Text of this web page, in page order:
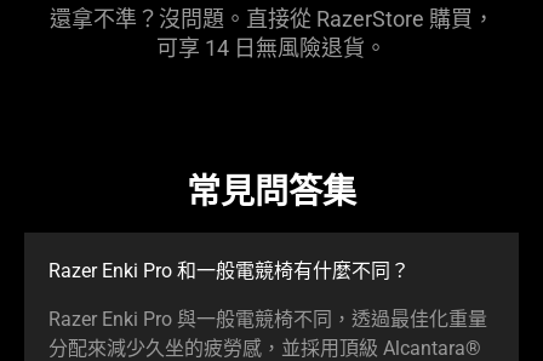
還拿不準？沒問題。直接從 RazerStore 購買，
可享 14 日無風險退貨。
常見問答集
Razer Enki Pro 和一般電競椅有什麼不同？
Razer Enki Pro 與一般電競椅不同，透過最佳化重量
分配來減少久坐的疲勞感，並採用頂級 Alcantara®